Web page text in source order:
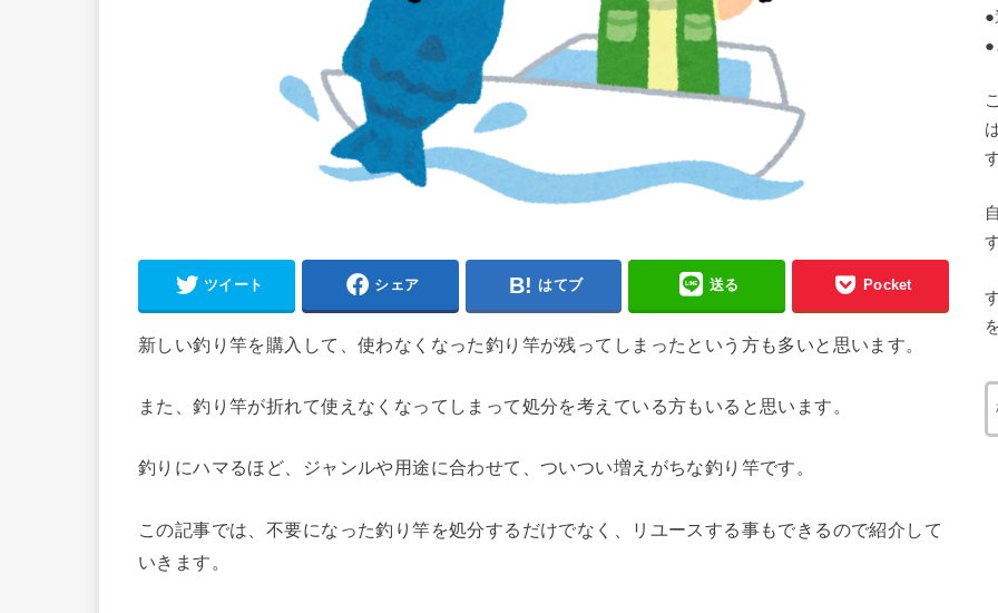
ツイート シェア はてブ 送る Pocket
新しい釣り竿を購入して、使わなくなった釣り竿が残ってしまったという方も多いと思います。
また、釣り竿が折れて使えなくなってしまって処分を考えている方もいると思います。
釣りにハマるほど、ジャンルや用途に合わせて、ついつい増えがちな釣り竿です。
この記事では、不要になった釣り竿を処分するだけでなく、リユースする事もできるので紹介して
いきます。
●
●